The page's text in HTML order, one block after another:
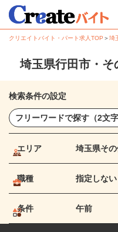
クリエイトバイト・パート求人TOP ＞埼
埼玉県行田市・そ
検索条件の設定
エリア 埼玉県そ
職種 指定しない
条件 午前